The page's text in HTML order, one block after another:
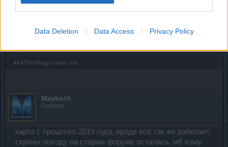
Data Deletion Data Access Privacy Policy
Продажа своих аккаунтов запрещена. Потом не
сделаешь!
AK47TestPlayer likes this.
Maybach
Padavan
карта с прошлого 2019 года, вроде всё так же работает,
скрины походу на старом форуме остались, мб кому